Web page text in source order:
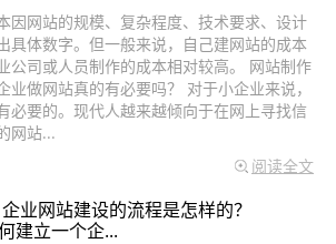
因网站的规模、复杂程度、技术要求、设计
具体数字。但一般来说，自己建网站的成本
公司或人员制作的成本相对较高。 网站制作
业做网站真的有必要吗？ 对于小企业来说，
必要的。现代人越来越倾向于在网上寻找信
网站...
阅读全文
企业网站建设的流程是怎样的？
建立一个企...